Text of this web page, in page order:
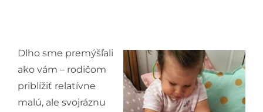
Dlho sme premýšľali
ako vám – rodičom
priblížiť relatívne
malú, ale svojráznu